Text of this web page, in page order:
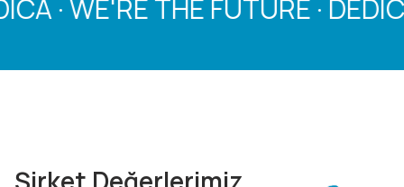
WE'RE THE FUTURE · DEDICA ·